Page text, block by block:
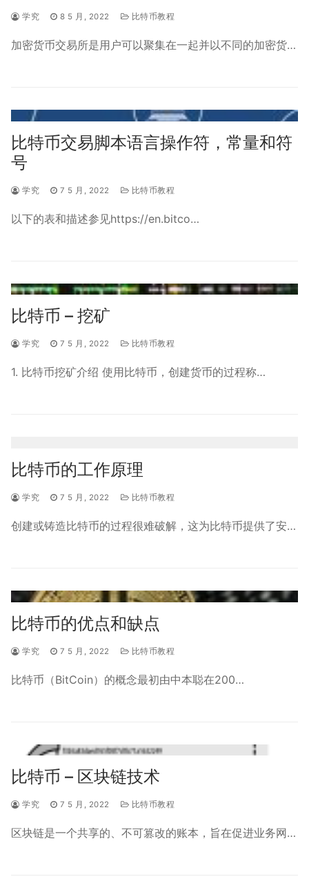
学究 8 5 月, 2022 比特币教程
加密货币交易所是用户可以聚集在一起并以不同的加密货…
比特币交易脚本语言操作符，常量和符
号
学究 7 5 月, 2022 比特币教程
以下的表和描述参见https://en.bitco…
比特币 – 挖矿
学究 7 5 月, 2022 比特币教程
1. 比特币挖矿介绍 使用比特币，创建货币的过程称…
比特币的工作原理
学究 7 5 月, 2022 比特币教程
创建或铸造比特币的过程很难破解，这为比特币提供了安…
比特币的优点和缺点
学究 7 5 月, 2022 比特币教程
比特币（BitCoin）的概念最初由中本聪在200…
比特币 – 区块链技术
学究 7 5 月, 2022 比特币教程
区块链是一个共享的、不可篡改的账本，旨在促进业务网…